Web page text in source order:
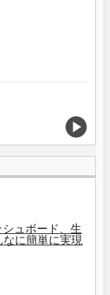
シュボード、生
に簡単に実現